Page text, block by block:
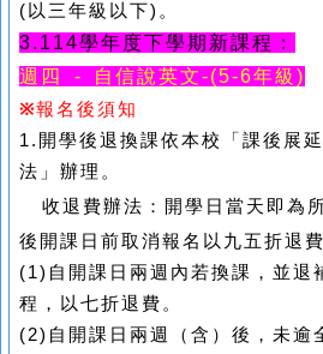
(以三年級以下)。
3.114學年度下學期新課程：
週四 - 自信說英文-(5-6年級)
※報名後須知
1. 開學後退換課依本校「課後展
法」辦理。
收退費辦法：開學日當天即為
後開課日前取消報名以九五折退費
(1) 自開課日兩週內若換課，並退
程，以七折退費。
(2) 自開課日兩週（含）後，未逾